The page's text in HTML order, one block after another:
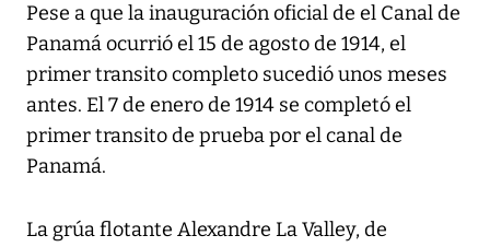
Pese a que la inauguración oficial de el Canal de
Panamá ocurrió el 15 de agosto de 1914, el
primer transito completo sucedió unos meses
antes. El 7 de enero de 1914 se completó el
primer transito de prueba por el canal de
Panamá.
La grúa flotante Alexandre La Valley, de